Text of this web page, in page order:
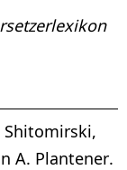
Shitomirski,
A. Plantener.